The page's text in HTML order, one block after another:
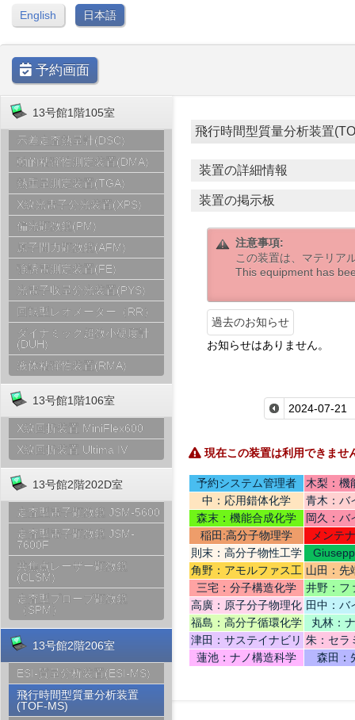
English 日本語
予約画面
13号館1階105室
示差走査熱量計(DSC)
動的粘弾性測定装置(DMA)
熱重量測定装置(TGA)
X線光電子分光装置(XPS)
偏光顕微鏡(PM)
原子間力顕微鏡(AFM)
強誘電測定装置(FE)
光電子収量分光装置(PYS)
回転型レオメーター（RR）
ダイナミック超微小硬度計
(DUH)
液体粘弾性装置(RMA)
13号館1階106室
X線回折装置 MiniFlex600
X線回折装置 Ultima IV
13号館2階202D室
走査型電子顕微鏡 JSM-5600
走査型電子顕微鏡 JSM-
7600F
共焦点レーザー顕微鏡
(CLSM)
走査型プローブ顕微鏡
（SPM）
13号館2階206室
ESI-質量分析装置(ESI-MS)
飛行時間型質量分析装置
(TOF-MS)
飛行時間型質量分析装置
装置の詳細情報
装置の掲示板
注意事項:
この装置は、マテリア
This equipment has
過去のお知らせ
お知らせはありません。
現在この装置は利用できませ
予約システム管理者
木梨：機
中：応用錯体化学
青木：バ
テリ
森末：機能合成化学
岡久：バ
稲田:高分子物理学
メンテ
則末：高分子物性工学
角野：アモルファス工
学
山田：先
機
三宅：分子構造化学
井野：フ
高廣：原子分子物理化
学
田中：バ
福島：高分子循環化学
丸林：
津田：サステイナビリ
ティデザイン
朱：セラ
蓮池：ナノ構造科学
森田：